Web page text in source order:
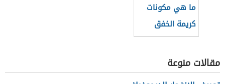
ما هي مكونات
كريمة الخفق
مقالات منوعة